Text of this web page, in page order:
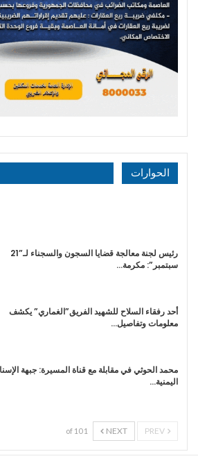
الحوارات
رئيس لجنة معالجة قضايا السجون والسجناء لـ”21
سبتمبر”: مكرمة…
أحد رفقاء السلاح للشهيد الفريق”الغماري” يكشف
معلومات وتفاصيل…
محمد الحوثي في مقابلة مع قناة المسيرة: جبهة
اليمنية…
NEXT
1 of 10